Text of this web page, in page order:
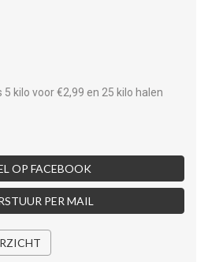
kilo voor €2,99 en 25 kilo halen
OP FACEBOOK
PER MAIL